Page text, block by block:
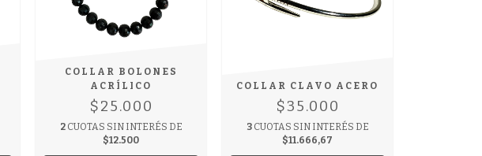
COLLAR BOLONES
ACRÍLICO
$25.000
2 CUOTAS SIN INTERÉS DE
$12.500
COLLAR CLAVO ACERO
$35.000
3 CUOTAS SIN INTERÉS DE
$11.666,67